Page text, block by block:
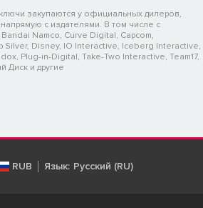
закупаются у официальных дилеров,
с издателями. В том числе с
Bandai Namco, Curve Digital, Capcom,
Silver, Disney, IO Interactive, Iceberg Interactive,
Plug-in-Digital, Take-Two Interactive, Team17,
Диск и другие
RUB Язык: Русский (RU)